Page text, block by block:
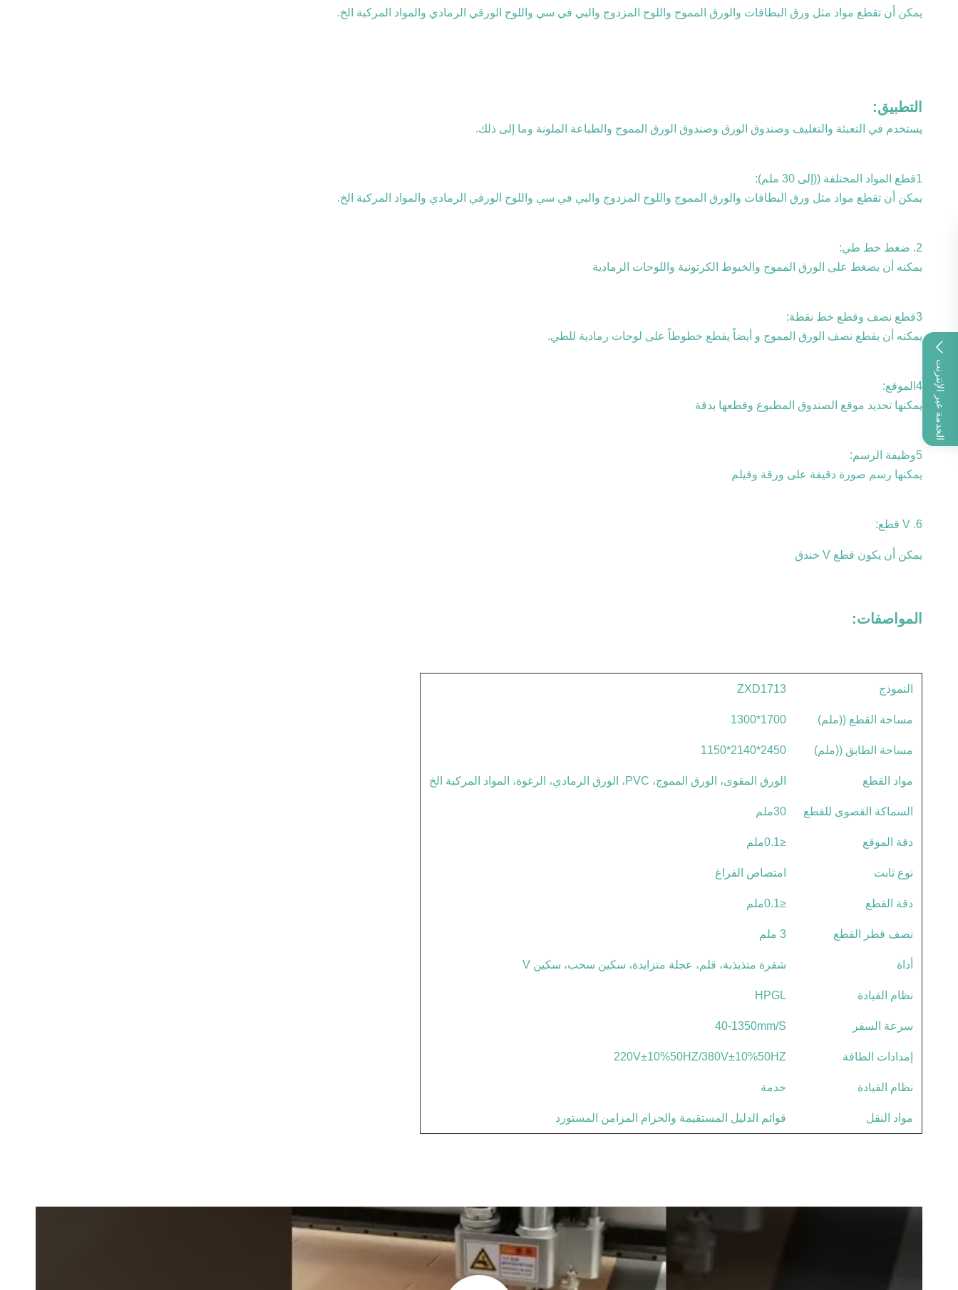
الخدمة عبر الإنترنت
يمكن أن تقطع مواد مثل ورق البطاقات والورق المموج واللوح المزدوج والبي في سي واللوح الورقي الرمادي والمواد المركبة الخ.
التطبيق:
يستخدم في التعبئة والتغليف وصندوق الورق وصندوق الورق المموج والطباعة الملونة وما إلى ذلك.
1قطع المواد المختلفة ((إلى 30 ملم):
يمكن أن تقطع مواد مثل ورق البطاقات والورق المموج واللوح المزدوج والبي في سي واللوح الورقي الرمادي والمواد المركبة الخ.
2. ضغط خط طي:
يمكنه أن يضغط على الورق المموج والخيوط الكرتونية واللوحات الرمادية
3قطع نصف وقطع خط نقطة:
يمكنه أن يقطع نصف الورق المموج و أيضاً يقطع خطوطاً على لوحات رمادية للطي.
4الموقع:
يمكنها تحديد موقع الصندوق المطبوع وقطعها بدقة
5وظيفة الرسم:
يمكنها رسم صورة دقيقة على ورقة وفيلم
6. V قطع:
يمكن أن يكون قطع V خندق
المواصفات:
النموذج ZXD1713
مساحة القطع ((ملم) 1700*1300
مساحة الطابق ((ملم) 2450*2140*1150
مواد القطع الورق المقوى، الورق المموج، PVC، الورق الرمادي، الرغوة، المواد المركبة الخ
السماكة القصوى للقطع 30ملم
دقة الموقع ≤0.1ملم
نوع ثابت امتصاص الفراغ
دقة القطع ≤0.1ملم
نصف قطر القطع 3 ملم
أداة شفرة متذبذبة، قلم، عجلة متزايدة، سكين سحب، سكين V
نظام القيادة HPGL
سرعة السفر 40-1350mm/S
إمدادات الطاقة 220V±10%50HZ/380V±10%50HZ
نظام القيادة خدمة
مواد النقل قوائم الدليل المستقيمة والحزام المزامن المستورد